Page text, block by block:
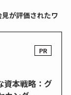
が評価されたワ
資本戦略：グ